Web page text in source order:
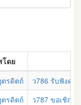
โดย
ตรดิตถ์
ว786 รับฟังคว
ตรดิตถ์
ว787 ขอเชิญเ